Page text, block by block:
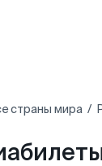
страны мира